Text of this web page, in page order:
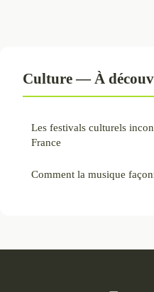
Culture — À
Les festivals culturels
France
Comment la musique